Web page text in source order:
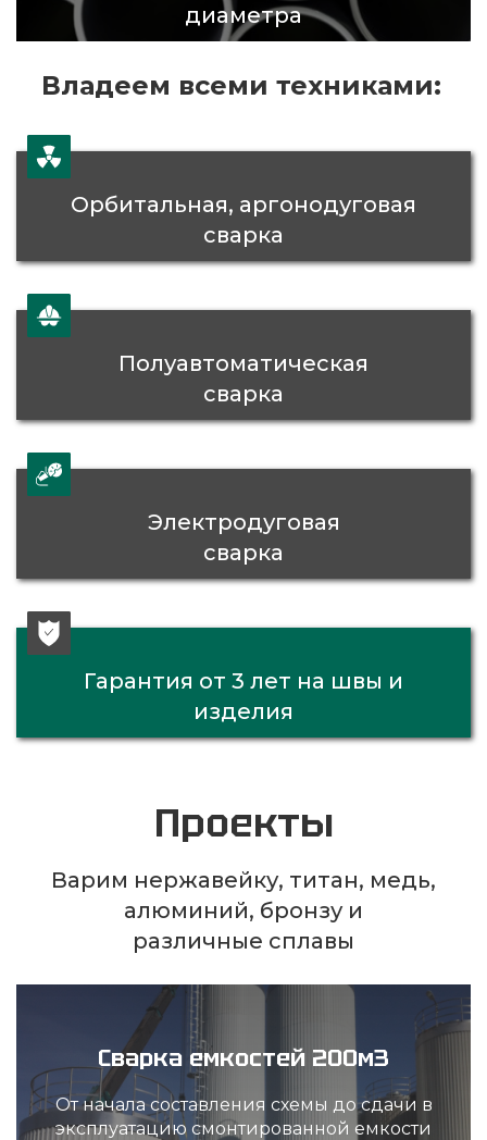
диаметра
Владеем всеми техниками:
Орбитальная, аргонодуговая
сварка
Полуавтоматическая
сварка
Электродуговая
сварка
Гарантия от 3 лет на швы и
изделия
Проекты
Варим нержавейку, титан, медь,
алюминий, бронзу и
различные сплавы
Сварка емкостей 200м3
От начала составления схемы до сдачи в
эксплуатацию смонтированной емкости